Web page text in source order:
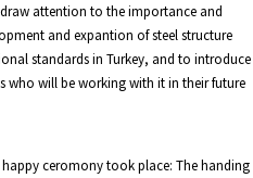
draw attention to the importance and
and expantion of steel structure
standards in Turkey, and to introduce
who will be working with it in their future
happy ceromony took place: The handing